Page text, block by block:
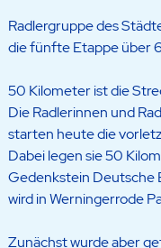
Radlergruppe des
die fünfte Etappe über
50 Kilometer ist die
Die Radlerinnen und
starten heute die
Dabei legen sie 50
Gedenkstein Deutsche
wird in Werningerrode
Zunächst wurde aber